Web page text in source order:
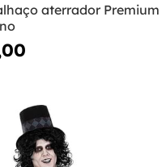
aterrador Premium